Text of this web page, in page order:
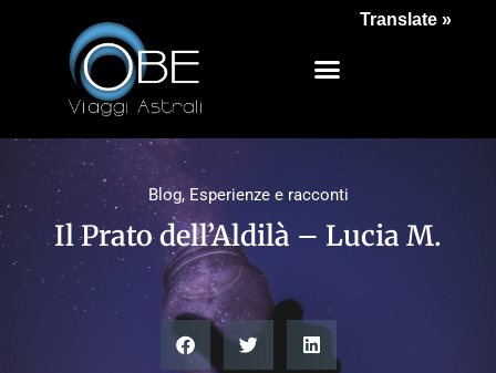
Blog, Esperienze e racconti
Il Prato dell’Aldilà – Lucia M.
Translate »